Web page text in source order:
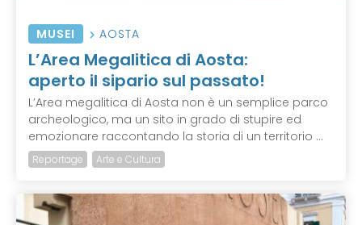
MUSEI AOSTA
L’Area Megalitica di Aosta:
aperto il sipario sul passato!
L’Area megalitica di Aosta non è un semplice parco
archeologico, ma un sito in grado di stupire ed
emozionare raccontando la storia di un territorio ...
Reportage Arte e Cultura